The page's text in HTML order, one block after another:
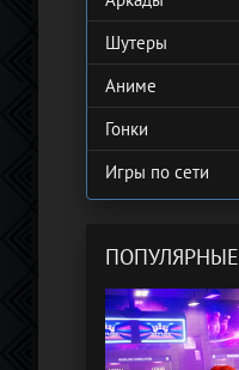
Шутеры
Аниме
Гонки
Игры по сети
ПОПУЛЯРНЫЕ